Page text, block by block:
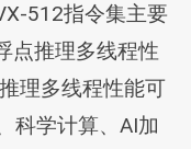
512指令集主要
点推理多线程性
理多线程性能可
科学计算、AI加